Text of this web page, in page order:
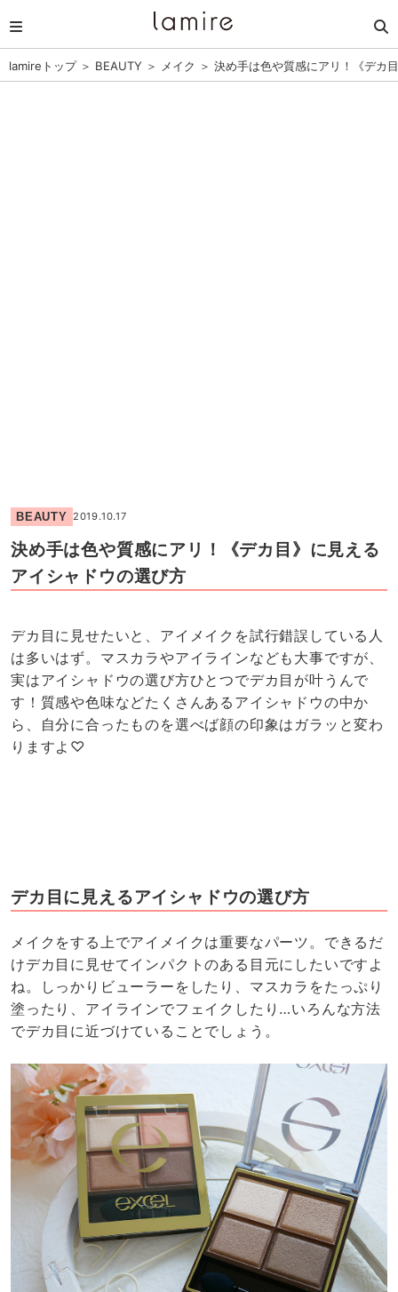
lamireトップ＞ BEAUTY ＞ メイク ＞ 決め手は色や質感にアリ！《デカ
BEAUTY 2019.10.17
決め手は色や質感にアリ！《デカ目》に見える
アイシャドウの選び方
デカ目に見せたいと、アイメイクを試行錯誤している人
は多いはず。マスカラやアイラインなども大事ですが、
実はアイシャドウの選び方ひとつでデカ目が叶うんで
す！質感や色味などたくさんあるアイシャドウの中か
ら、自分に合ったものを選べば顔の印象はガラッと変わ
りますよ♡
デカ目に見えるアイシャドウの選び方
メイクをする上でアイメイクは重要なパーツ。できるだ
けデカ目に見せてインパクトのある目元にしたいですよ
ね。しっかりビューラーをしたり、マスカラをたっぷり
塗ったり、アイラインでフェイクしたり…いろんな方法
でデカ目に近づけていることでしょう。